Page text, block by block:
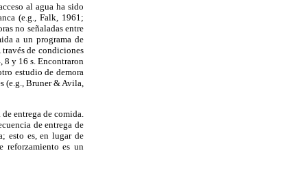
al agua ha sido
(e.g., Falk, 1961;
no señaladas entre
a un programa de
de condiciones
8 y 16 s. Encontraron
estudio de demora
(e.g., Bruner & Avila,
entrega de comida.
de entrega de
esto es, en lugar de
reforzamiento es un